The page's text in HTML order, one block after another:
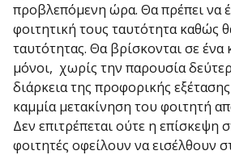
προβλεπόμενη ώρα. Θα πρέπει να
φοιτητική τους ταυτότητα καθώς
ταυτότητας. Θα βρίσκονται σε ένα
μόνοι, χωρίς την παρουσία
διάρκεια της προφορικής
καμμία μετακίνηση του φοιτητή
Δεν επιτρέπεται ούτε η επίσκεψη
φοιτητές οφείλουν να εισέλθουν